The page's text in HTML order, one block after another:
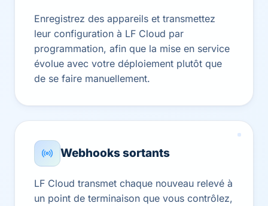
Enregistrez des appareils et transmettez
leur configuration à LF Cloud par
programmation, afin que la mise en service
évolue avec votre déploiement plutôt que
de se faire manuellement.
Webhooks sortants
LF Cloud transmet chaque nouveau relevé à
un point de terminaison que vous contrôlez,